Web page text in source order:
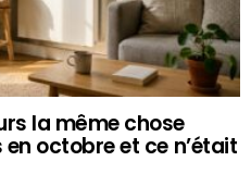
la même chose
octobre et ce n’était